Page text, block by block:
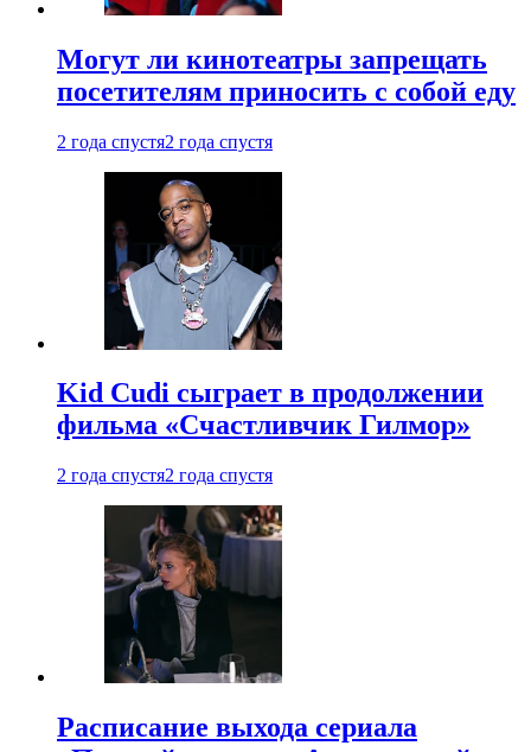
Могут ли кинотеатры запрещать
посетителям приносить с собой еду
2 года спустя2 года спустя
Kid Cudi сыграет в продолжении
фильма «Счастливчик Гилмор»
2 года спустя2 года спустя
Расписание выхода сериала